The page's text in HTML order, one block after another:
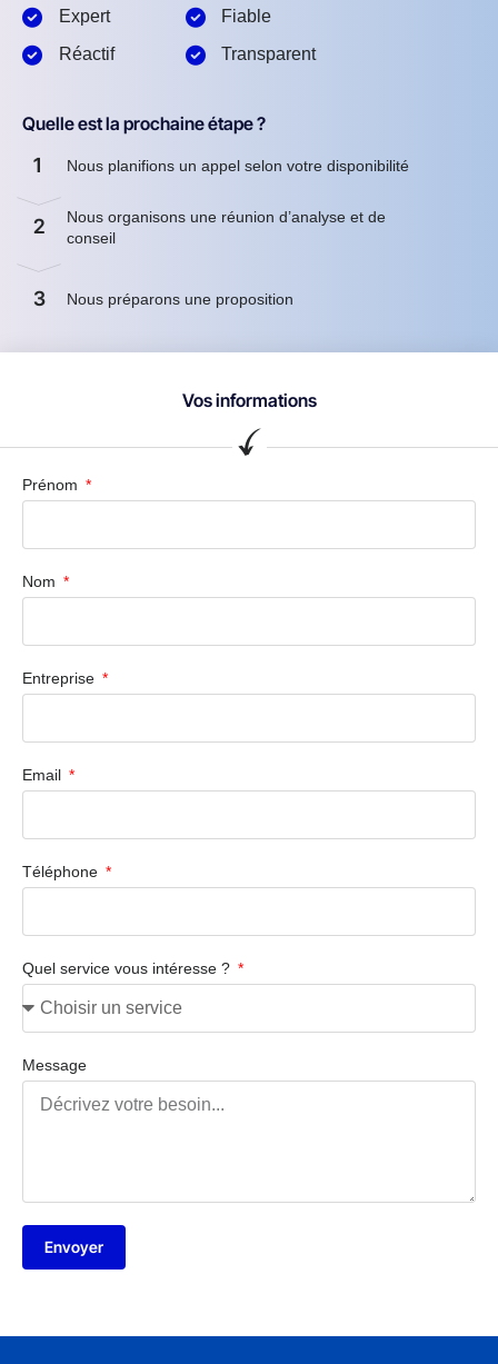
Expert
Réactif
Fiable
Transparent
Quelle est la prochaine étape ?
1 Nous planifions un appel selon votre disponibilité
2
Nous organisons une réunion d’analyse et de
conseil
3 Nous préparons une proposition
Vos informations
Prénom
Nom
Entreprise
Email
Téléphone
Quel service vous intéresse ?
Message
Envoyer